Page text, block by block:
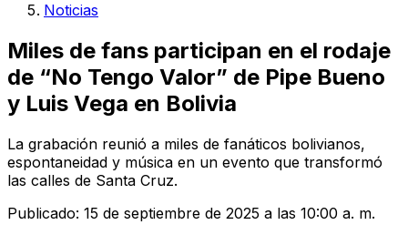
Noticias
Miles de fans participan en el rodaje
de “No Tengo Valor” de Pipe Bueno
y Luis Vega en Bolivia
La grabación reunió a miles de fanáticos bolivianos,
espontaneidad y música en un evento que transformó
las calles de Santa Cruz.
Publicado: 15 de septiembre de 2025 a las 10:00 a. m.